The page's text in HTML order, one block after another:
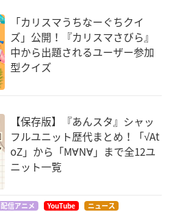
「カリスマうちなーぐちクイ
ズ」公開！『カリスマさびら』
中から出題されるユーザー参加
型クイズ
【保存版】『あんスタ』シャッ
フルユニット歴代まとめ！「√At
oZ」から「M∀N∀」まで全12ユ
ニット一覧
配信アニメ YouTube ニュース